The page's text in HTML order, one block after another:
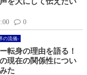
0
の流儀-
転身の理由を語る！
現在の関係性につい
た